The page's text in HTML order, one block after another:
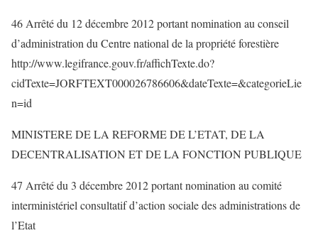
46 Arrêté du 12 décembre 2012 portant nomination au conseil
d’administration du Centre national de la propriété forestière
http://www.legifrance.gouv.fr/affichTexte.do?
cidTexte=JORFTEXT000026786606&dateTexte=&categorieLie
n=id
MINISTERE DE LA REFORME DE L’ETAT, DE LA
DECENTRALISATION ET DE LA FONCTION PUBLIQUE
47 Arrêté du 3 décembre 2012 portant nomination au comité
interministériel consultatif d’action sociale des administrations de
l’Etat